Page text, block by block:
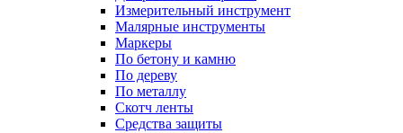
Измерительный инструмент
Малярные инструменты
Маркеры
По бетону и камню
По дереву
По металлу
Скотч ленты
Средства защиты